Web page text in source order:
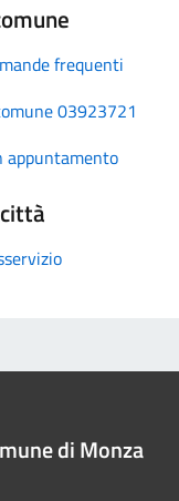
frequenti
03923721
appuntamento
di Monza